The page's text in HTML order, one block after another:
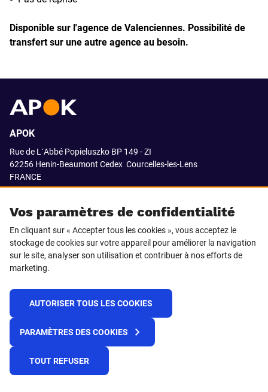
Disponible sur l'agence de Valenciennes. Possibilité de
transfert sur une autre agence au besoin.
Vos paramètres de confidentialité
En cliquant sur « Accepter tous les cookies », vous acceptez le
stockage de cookies sur votre appareil pour améliorer la navigation
sur le site, analyser son utilisation et contribuer à nos efforts de
marketing.
AUTORISER TOUS LES COOKIES
PARAMÈTRES DES COOKIES
TOUT REFUSER
APOK
Rue de L´Abbé Popieluszko BP 149 - ZI
62256 Henin-Beaumont Cedex Courcelles-les-Lens
FRANCE
SUIVEZ-NOUS SUR
© 2021 APOK